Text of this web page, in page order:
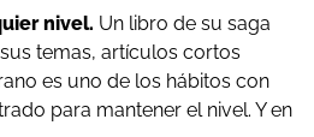
nivel. Un libro de su saga
temas, artículos cortos
es uno de los hábitos con
para mantener el nivel. Y en